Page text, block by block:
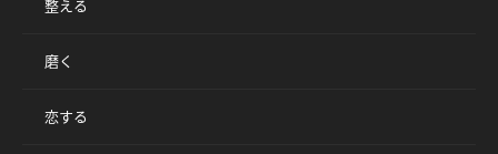
整える
磨く
恋する